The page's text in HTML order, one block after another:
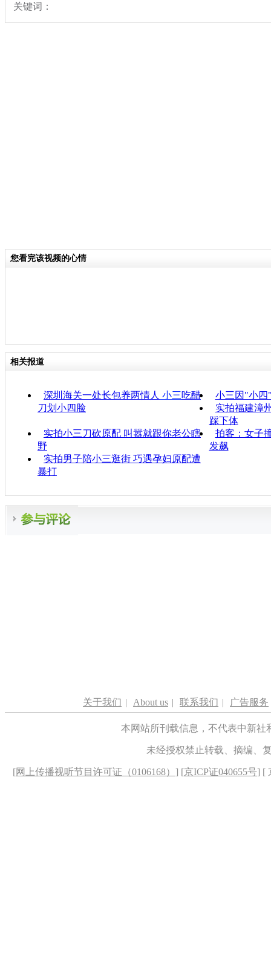
关键词：
您看完该视频的心情
相关报道
深圳海关一处长包养两情人 小三吃醋
刀划小四脸
小三因"小四
实拍福建漳
踩下体
实拍小三刀砍原配 叫嚣就跟你老公瞎
野
拍客：女子
发飙
实拍男子陪小三逛街 巧遇孕妇原配遭
暴打
关于我们 | About us | 联系我们 | 广告服务
本网站所刊载信息，不代表中新
未经授权禁止转载、摘编、
[网上传播视听节目许可证（0106168） ] [京ICP证040655号] [